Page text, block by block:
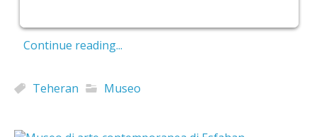
Continue reading...
Teheran Museo